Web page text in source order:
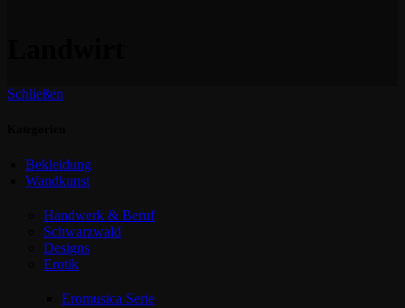
Schließen
Bekleidung
Wandkunst
Handwerk & Beruf
Schwarzwald
Designs
Erotik
Eromusica Serie